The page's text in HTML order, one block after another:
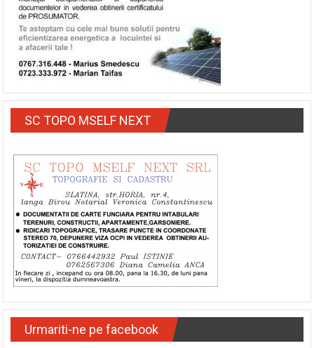
SC TOPO MSELF NEXT
Urmariti-ne pe facebook